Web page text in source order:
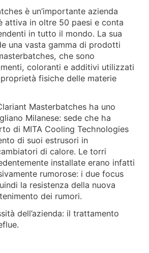
è un’importante azienda
attiva in oltre 50 paesi e conta
in tutto il mondo. La sua
una vasta gamma di prodotti
che sono
coloranti e additivi utilizzati
fisiche delle materie
Masterbatches ha uno
Milanese: sede che ha
di MITA Cooling Technologies
di suoi estrusori in
di calore. Le torri
installate erano infatti
rumorose: i due focus
la resistenza della nuova
dei rumori.
dell’azienda: il trattamento